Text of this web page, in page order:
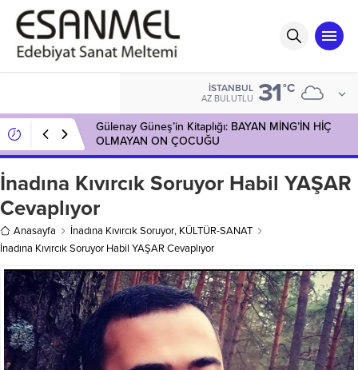
İSTANBUL
AZ BULUTLU 31°C
Arzu’nun Kitapları: SİSTEKİ KIZ
İnadına Kıvırcık Soruyor Habil YAŞAR
Cevaplıyor
Anasayfa İnadına Kıvırcık Soruyor, KÜLTÜR-SANAT
İnadına Kıvırcık Soruyor Habil YAŞAR Cevaplıyor